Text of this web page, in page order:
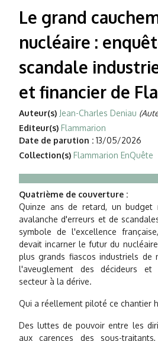
Le grand
nucléaire :
scandale
et financier de
Auteur(s) Jean-Charles Deniau
Editeur(s) Flammarion
Date de parution : 13/05/2026
Collection(s) Flammarion EnQuête
Quatrième de couverture :
Quinze ans de retard, un budget
avalanche d'erreurs et de
symbole de l'excellence
devait incarner le futur du
plus grands fiascos industriels de
l'aveuglement des décideurs
secteur à la dérive.
Qui a réellement piloté ce chantier
Des luttes de pouvoir entre les
aux carences des sous-